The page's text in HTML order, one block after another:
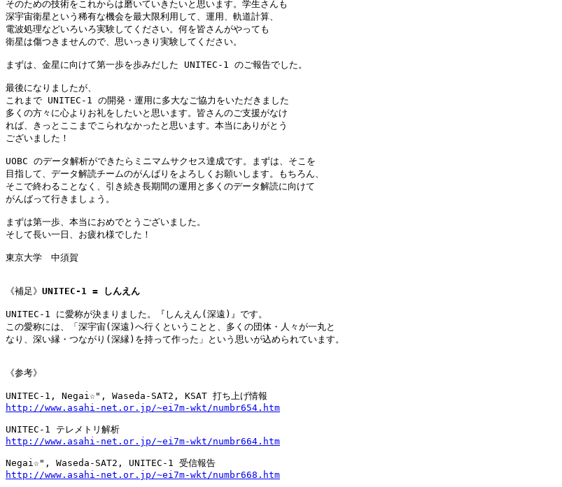
そのための技術をこれからは磨いていきたいと思います。学生さんも
深宇宙衛星という稀有な機会を最大限利用して、運用、軌道計算、
電波処理などいろいろ実験してください。何を皆さんがやっても
衛星は傷つきませんので、思いっきり実験してください。
まずは、金星に向けて第一歩を歩みだした UNITEC-1 のご報告でした。
最後になりましたが、
これまで UNITEC-1 の開発・運用に多大なご協力をいただきました
多くの方々に心よりお礼をしたいと思います。皆さんのご支援がなけ
れば、きっとここまでこられなかったと思います。本当にありがとう
ございました！
UOBC のデータ解析ができたらミニマムサクセス達成です。まずは、そこを
目指して、データ解読チームのがんばりをよろしくお願いします。もちろん、
そこで終わることなく、引き続き長期間の運用と多くのデータ解読に向けて
がんばって行きましょう。
まずは第一歩、本当におめでとうございました。
そして長い一日、お疲れ様でした！
東京大学　中須賀
《補足》 UNITEC-1 = しんえん
UNITEC-1 に愛称が決まりました。『しんえん(深遠)』です。
この愛称には、「深宇宙(深遠)へ行くということと、多くの団体・人々が一丸と
なり、深い縁・つながり(深縁)を持って作った」という思いが込められています。
《参考》
http://www.asahi-net.or.jp/~ei7m-wkt/numbr654.htm
http://www.asahi-net.or.jp/~ei7m-wkt/numbr664.htm
http://www.asahi-net.or.jp/~ei7m-wkt/numbr668.htm